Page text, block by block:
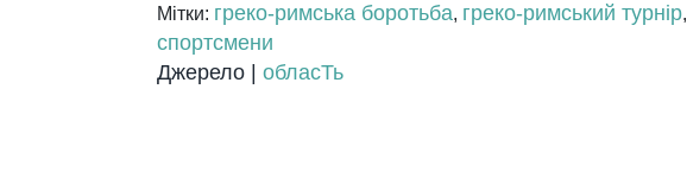
Мітки: греко-римська боротьба, греко-римський турнір,
спортсмени
Джерело | обласТь